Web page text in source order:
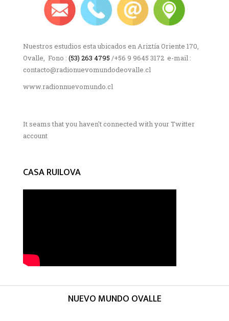
Nuestros estudios esta ubicados en Ariztía Oriente 170,
Ovalle, Fono : (53) 263 4795 /+56 9 9645 3172 e-mail :
contacto@radionuevomundodeovalle.cl
www.radionnuevomundo.cl
It seams that you haven't connected with your Twitter
account
CASA RUILOVA
NUEVO MUNDO OVALLE